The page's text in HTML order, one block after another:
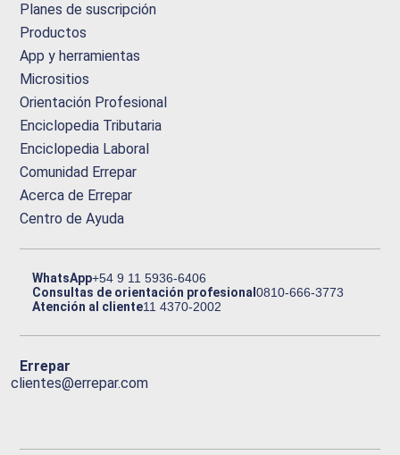
Planes de suscripción
Productos
App y herramientas
Micrositios
Orientación Profesional
Enciclopedia Tributaria
Enciclopedia Laboral
Comunidad Errepar
Acerca de Errepar
Centro de Ayuda
WhatsApp+54 9 11 5936-6406
Consultas de orientación profesional0810-666-3773
Atención al cliente11 4370-2002
Errepar
clientes@errepar.com